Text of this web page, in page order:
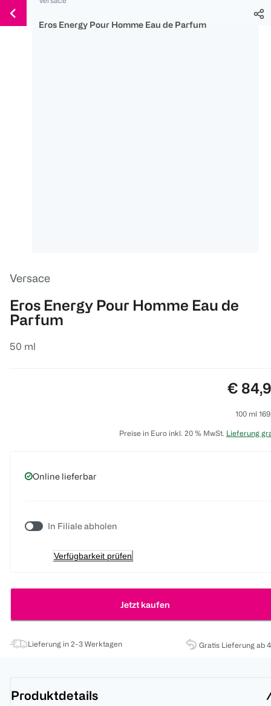
150 Ös
300 Ös
500 Ös
Weiter
zum
Eros Energy Pour Homme Eau de Parfum
Versace
Eros Energy Pour Homme Eau de
Parfum
50 ml
Preis:
€
100 ml
Preise in Euro inkl. 20 % MwSt. Lieferung
Online lieferbar
In Filiale abholen
Verfügbarkeit prüfen
Jetzt kaufen
Lieferung in 2-3 Werktagen Gratis Lieferung ab
Produktdetails